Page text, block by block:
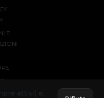
E
attivi) e,